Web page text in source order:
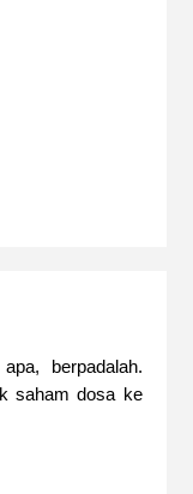
berpadalah.
saham dosa ke